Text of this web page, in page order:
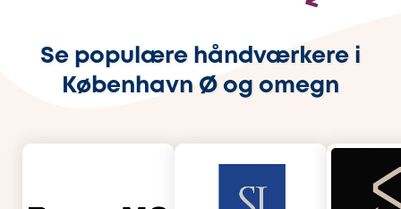
Se populære håndværkere i
København Ø og omegn